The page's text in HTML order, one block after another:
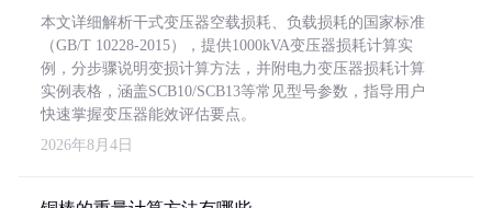
本文详细解析干式变压器空载损耗、负载损耗的国家标准
（GB/T 10228-2015），提供1000kVA变压器损耗计算实
例，分步骤说明变损计算方法，并附电力变压器损耗计算
实例表格，涵盖SCB10/SCB13等常见型号参数，指导用户
快速掌握变压器能效评估要点。
2026年8月4日